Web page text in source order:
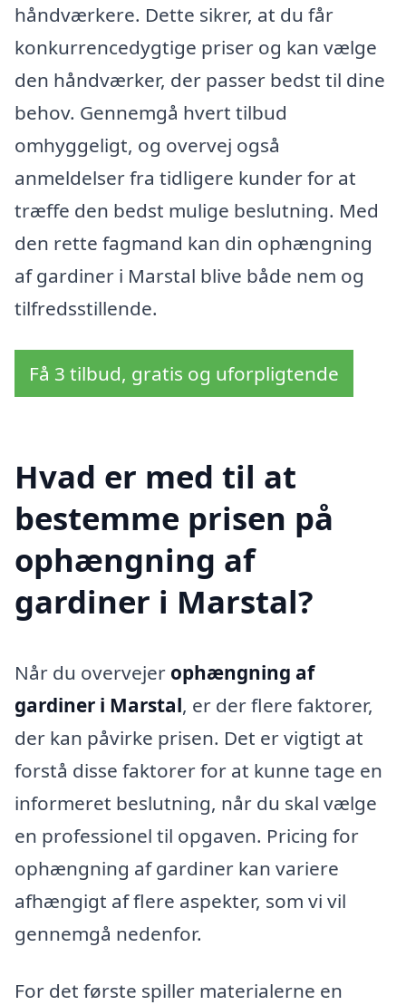
håndværkere. Dette sikrer, at du får
konkurrencedygtige priser og kan vælge
den håndværker, der passer bedst til dine
behov. Gennemgå hvert tilbud
omhyggeligt, og overvej også
anmeldelser fra tidligere kunder for at
træffe den bedst mulige beslutning. Med
den rette fagmand kan din ophængning
af gardiner i Marstal blive både nem og
tilfredsstillende.
Få 3 tilbud, gratis og uforpligtende
Hvad er med til at
bestemme prisen på
ophængning af
gardiner i Marstal?
Når du overvejer ophængning af
gardiner i Marstal, er der flere faktorer,
der kan påvirke prisen. Det er vigtigt at
forstå disse faktorer for at kunne tage en
informeret beslutning, når du skal vælge
en professionel til opgaven. Pricing for
ophængning af gardiner kan variere
afhængigt af flere aspekter, som vi vil
gennemgå nedenfor.
For det første spiller materialerne en